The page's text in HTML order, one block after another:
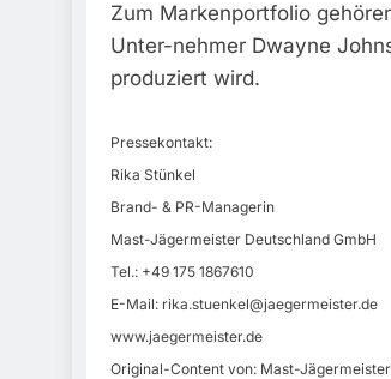
Zum Markenportfolio
Unter-nehmer Dwayne
produziert wird.
Pressekontakt:
Rika Stünkel
Brand- & PR-Managerin
Mast-Jägermeister Deutschland GmbH
Tel.: +49 175 1867610
E-Mail: rika.stuenkel@jaegermeister.de
www.jaegermeister.de
Original-Content von: Mast-